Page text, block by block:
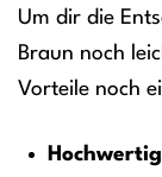
Um dir die
Braun noch
Vorteile noch